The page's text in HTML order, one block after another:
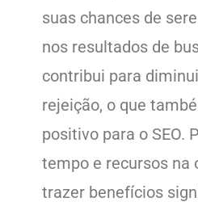
suas chances de
nos resultados de
contribui para
rejeição, o que
positivo para o SEO.
tempo e recursos na
trazer benefícios